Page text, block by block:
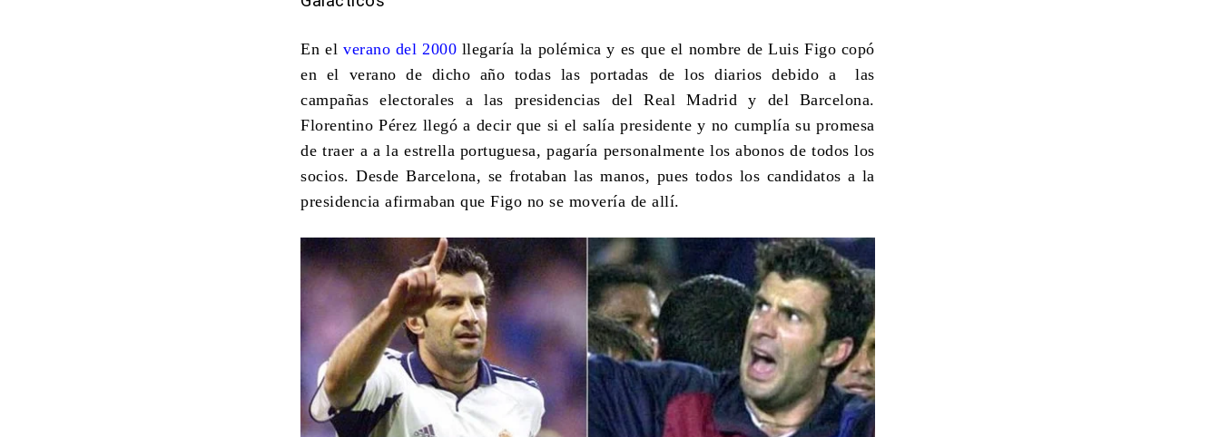
En el verano del 2000 llegaría la polémica y es que el nombre de Luis Figo copó
en el verano de dicho año todas las portadas de los diarios debido a las
campañas electorales a las presidencias del Real Madrid y del Barcelona.
Florentino Pérez llegó a decir que si el salía presidente y no cumplía su promesa
de traer a a la estrella portuguesa, pagaría personalmente los abonos de todos los
socios. Desde Barcelona, se frotaban las manos, pues todos los candidatos a la
presidencia afirmaban que Figo no se movería de allí.